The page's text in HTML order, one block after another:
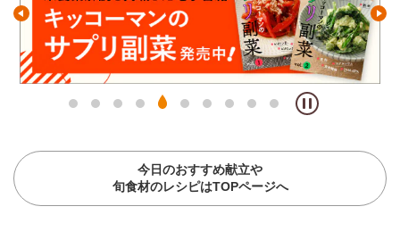
今日のおすすめ献立や
旬食材のレシピはTOPページへ